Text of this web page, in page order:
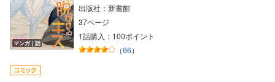
マンガ｜話
出版社：新書館
37ページ
1話購入：100ポイント
（66）